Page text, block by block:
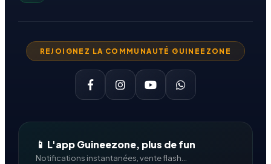
REJOIGNEZ LA COMMUNAUTÉ GUINEEZONE
📱 L'app Guineezone, plus de fun
Notifications instantanées, vente flash...